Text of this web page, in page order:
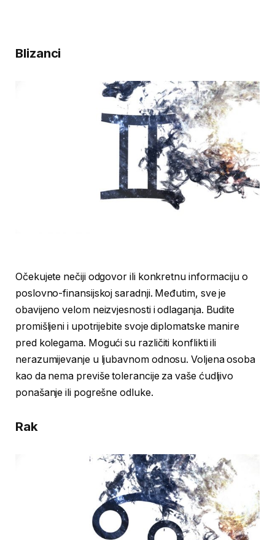
Blizanci
Očekujete nečiji odgovor ili konkretnu informaciju o
poslovno-finansijskoj saradnji. Međutim, sve je
obavijeno velom neizvjesnosti i odlaganja. Budite
promišljeni i upotrijebite svoje diplomatske manire
pred kolegama. Mogući su različiti konflikti ili
nerazumijevanje u ljubavnom odnosu. Voljena osoba
kao da nema previše tolerancije za vaše ćudljivo
ponašanje ili pogrešne odluke.
Rak